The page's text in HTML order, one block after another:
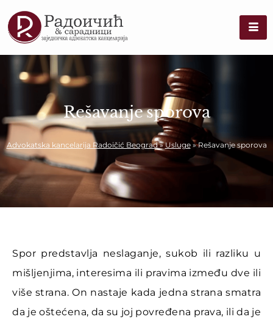
Rešavanje sporova
Advokatska kancelarija Radoičić Beograd»Usluge»Rešavanje sporova
Spor predstavlja neslaganje, sukob ili razliku u
mišljenjima, interesima ili pravima između dve ili
više strana. On nastaje kada jedna strana smatra
da je oštećena, da su joj povređena prava, ili da je